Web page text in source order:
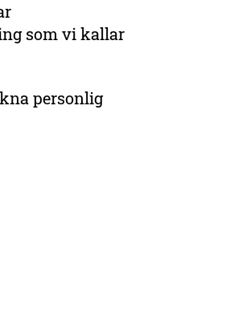
som vi kallar
personlig